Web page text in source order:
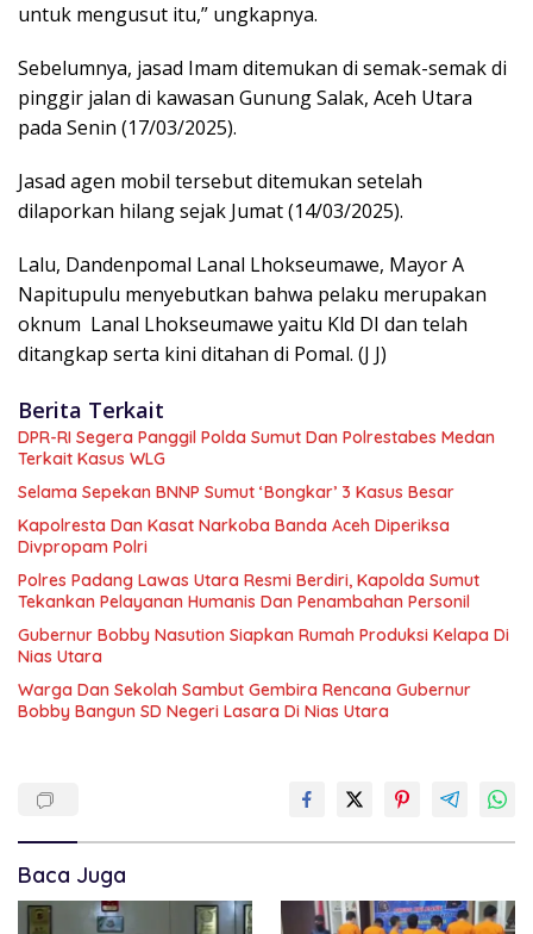
untuk mengusut itu,” ungkapnya.
Sebelumnya, jasad Imam ditemukan di semak-semak di
pinggir jalan di kawasan Gunung Salak, Aceh Utara
pada Senin (17/03/2025).
Jasad agen mobil tersebut ditemukan setelah
dilaporkan hilang sejak Jumat (14/03/2025).
Lalu, Dandenpomal Lanal Lhokseumawe, Mayor A
Napitupulu menyebutkan bahwa pelaku merupakan
oknum Lanal Lhokseumawe yaitu Kld DI dan telah
ditangkap serta kini ditahan di Pomal. (J J)
Berita Terkait
DPR-RI Segera Panggil Polda Sumut Dan Polrestabes Medan
Terkait Kasus WLG
Selama Sepekan BNNP Sumut ‘Bongkar’ 3 Kasus Besar
Kapolresta Dan Kasat Narkoba Banda Aceh Diperiksa
Divpropam Polri
Polres Padang Lawas Utara Resmi Berdiri, Kapolda Sumut
Tekankan Pelayanan Humanis Dan Penambahan Personil
Gubernur Bobby Nasution Siapkan Rumah Produksi Kelapa Di
Nias Utara
Warga Dan Sekolah Sambut Gembira Rencana Gubernur
Bobby Bangun SD Negeri Lasara Di Nias Utara
Baca Juga